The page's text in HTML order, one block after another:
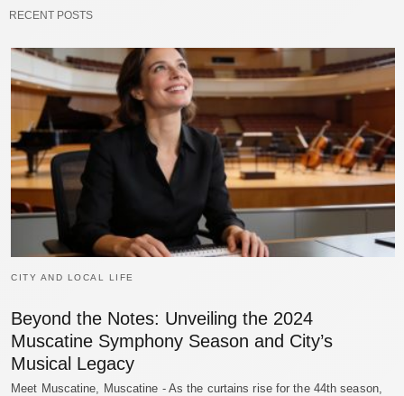
RECENT POSTS
CITY AND LOCAL LIFE
Beyond the Notes: Unveiling the 2024
Muscatine Symphony Season and City’s
Musical Legacy
Meet Muscatine, Muscatine - As the curtains rise for the 44th season,